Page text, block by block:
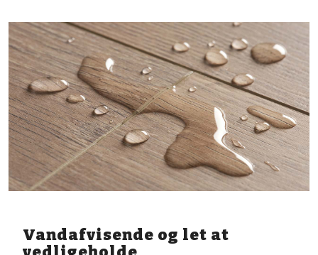
Vandafvisende og let at